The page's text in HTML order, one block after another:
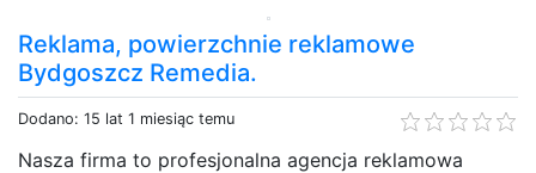
Reklama, powierzchnie reklamowe
Bydgoszcz Remedia.
Dodano: 15 lat 1 miesiąc temu
Nasza firma to profesjonalna agencja reklamowa